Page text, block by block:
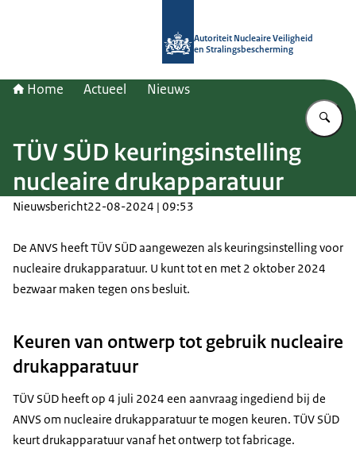
Autoriteit Nucleaire Veiligheid
en Stralingsbescherming
Home Actueel Nieuws
TÜV SÜD keuringsinstelling
nucleaire drukapparatuur
Nieuwsbericht22-08-2024 | 09:53
De ANVS heeft TÜV SÜD aangewezen als keuringsinstelling voor
nucleaire drukapparatuur. U kunt tot en met 2 oktober 2024
bezwaar maken tegen ons besluit.
Keuren van ontwerp tot gebruik nucleaire
drukapparatuur
TÜV SÜD heeft op 4 juli 2024 een aanvraag ingediend bij de
ANVS om nucleaire drukapparatuur te mogen keuren. TÜV SÜD
keurt drukapparatuur vanaf het ontwerp tot fabricage.